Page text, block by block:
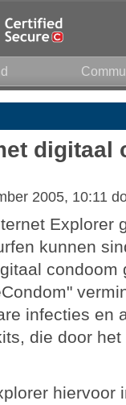
digitaal
2005, 10:11
Explorer
kunnen
condoom
infecties en
die door
hiervoor